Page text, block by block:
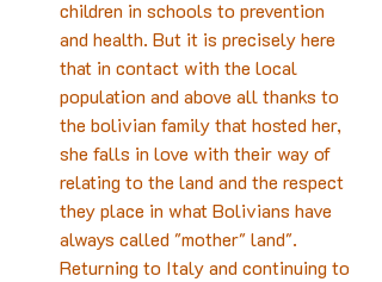
children in schools to prevention
and health. But it is precisely here
that in contact with the local
population and above all thanks to
the bolivian family that hosted her,
she falls in love with their way of
relating to the land and the respect
they place in what Bolivians have
always called "mother" land".
Returning to Italy and continuing to